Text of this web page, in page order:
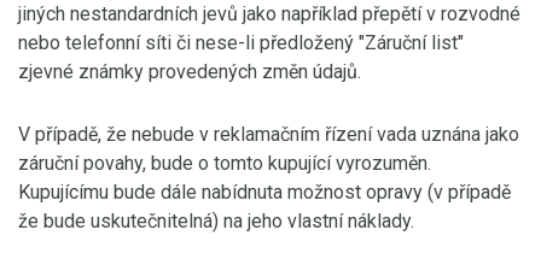
jiných nestandardních jevů jako například přepětí v rozvodné
nebo telefonní síti či nese-li předložený "Záruční list"
zjevné známky provedených změn údajů.
V případě, že nebude v reklamačním řízení vada uznána jako
záruční povahy, bude o tomto kupující vyrozuměn.
Kupujícímu bude dále nabídnuta možnost opravy (v případě
že bude uskutečnitelná) na jeho vlastní náklady.